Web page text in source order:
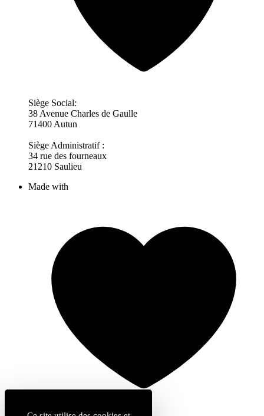
Siège Social:
38 Avenue Charles de Gaulle
71400 Autun
Siège Administratif :
34 rue des fourneaux
21210 Saulieu
Made with